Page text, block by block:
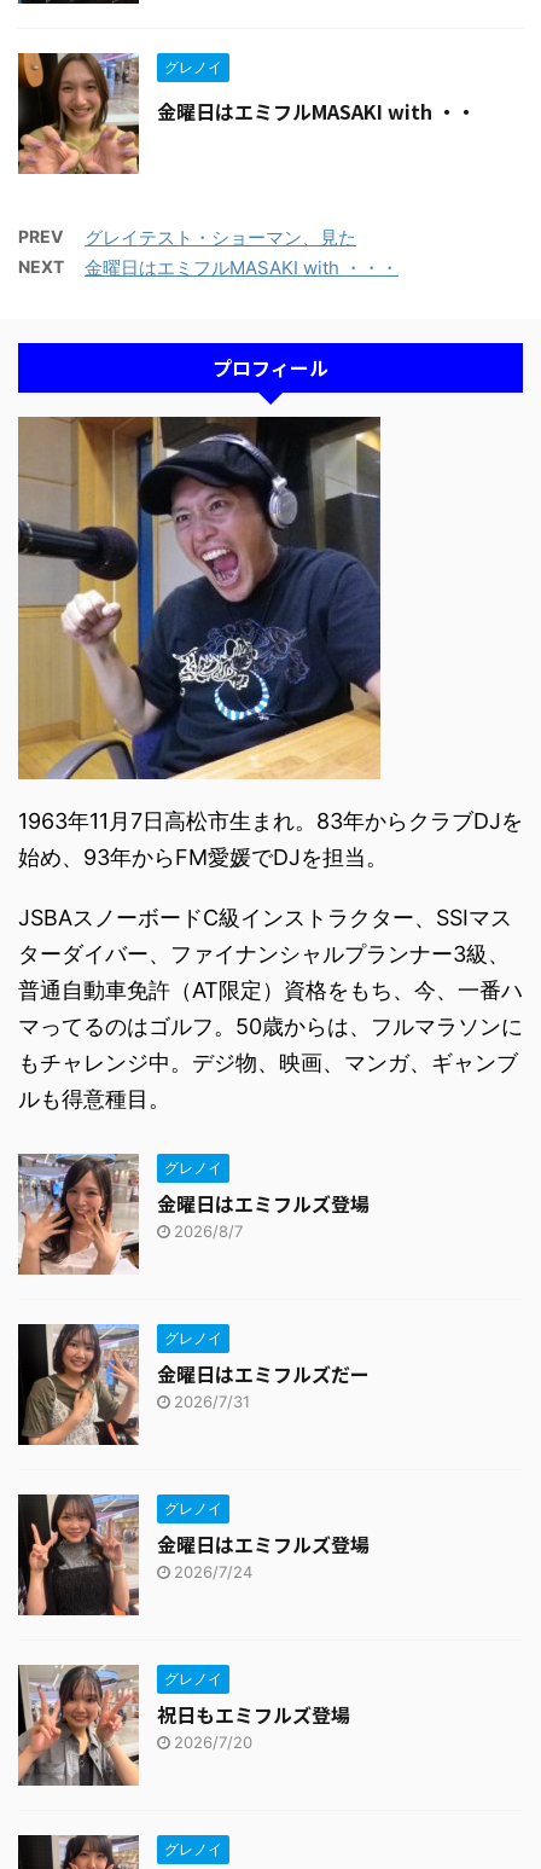
グレノイ
金曜日はエミフルMASAKI with ・・
PREV グレイテスト・ショーマン、見た
NEXT 金曜日はエミフルMASAKI with ・・・
プロフィール
1963年11月7日高松市生まれ。83年からクラブDJを
始め、93年からFM愛媛でDJを担当。
JSBAスノーボードC級インストラクター、SSIマス
ターダイバー、ファイナンシャルプランナー3級、
普通自動車免許（AT限定）資格をもち、今、一番ハ
マってるのはゴルフ。50歳からは、フルマラソンに
もチャレンジ中。デジ物、映画、マンガ、ギャンブ
ルも得意種目。
グレノイ
金曜日はエミフルズ登場
2026/8/7
グレノイ
金曜日はエミフルズだー
2026/7/31
グレノイ
金曜日はエミフルズ登場
2026/7/24
グレノイ
祝日もエミフルズ登場
2026/7/20
グレノイ